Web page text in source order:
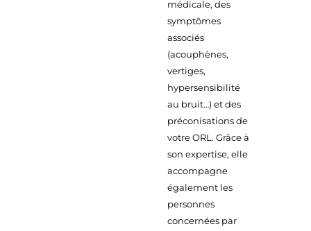
médicale, des
symptômes
associés
(acouphènes,
vertiges,
hypersensibilité
au bruit…) et des
préconisations de
votre ORL. Grâce à
son expertise, elle
accompagne
également les
personnes
concernées par